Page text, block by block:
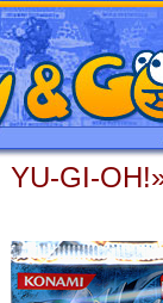
YU-GI-